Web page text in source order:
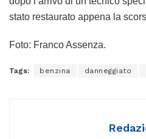
stato restaurato appena la
Foto: Franco Assenza.
Tags: benzina danneggiato